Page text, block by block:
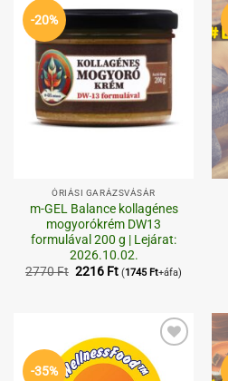
-20%
Kedvenceimhez
ÓRIÁSI GARÁZSVÁSÁR
m-GEL Balance kollagénes
mogyorókrém DW13
formulával 200 g | Lejárat:
2026.10.02.
2770Ft Original
2216 FtCurrent
price
(1745 Ft+áfa)
-35%
Kedvenceimhez